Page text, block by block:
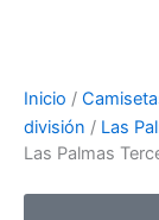
Inicio /
división / Las
Las Palmas